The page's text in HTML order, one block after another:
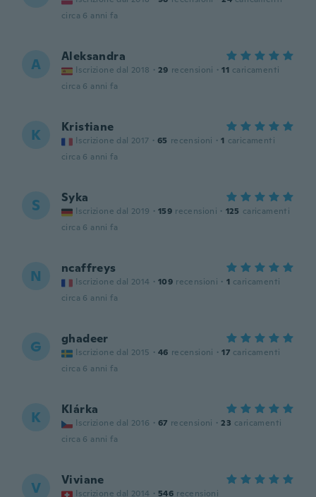
circa 6 anni fa
A Aleksandra
Iscrizione dal 2018 · 29 recensioni · 11 caricamenti
circa 6 anni fa
K Kristiane
Iscrizione dal 2017 · 65 recensioni · 1 caricamenti
circa 6 anni fa
S Syka
Iscrizione dal 2019 · 159 recensioni · 125 caricamenti
circa 6 anni fa
N ncaffreys
Iscrizione dal 2014 · 109 recensioni · 1 caricamenti
circa 6 anni fa
G ghadeer
Iscrizione dal 2015 · 46 recensioni · 17 caricamenti
circa 6 anni fa
K Klárka
Iscrizione dal 2016 · 67 recensioni · 23 caricamenti
circa 6 anni fa
V Viviane
Iscrizione dal 2014 · 546 recensioni